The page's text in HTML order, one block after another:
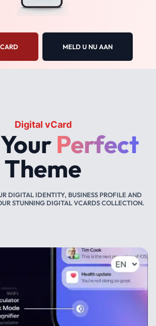
MELD U NU AAN
Digital vCard
Perfect
Theme
DIGITAL IDENTITY, BUSINESS PROFILE AND
STUNNING DIGITAL VCARDS COLLECTION.